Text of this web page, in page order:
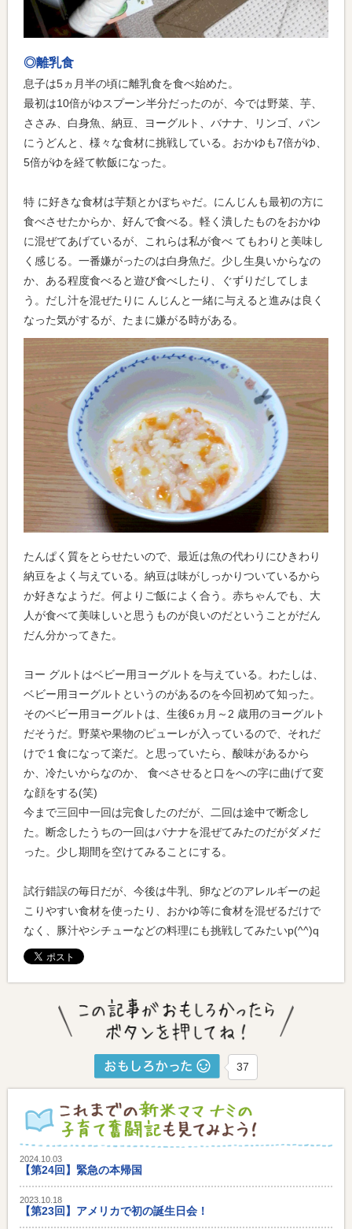
◎離乳食
息子は5ヵ月半の頃に離乳食を食べ始めた。
最初は10倍がゆスプーン半分だったのが、今では野菜、芋、
ささみ、白身魚、納豆、ヨーグルト、バナナ、リンゴ、パン
にうどんと、様々な食材に挑戦している。おかゆも7倍がゆ、
5倍がゆを経て軟飯になった。
特 に好きな食材は芋類とかぼちゃだ。にんじんも最初の方に
食べさせたからか、好んで食べる。軽く潰したものをおかゆ
に混ぜてあげているが、これらは私が食べ てもわりと美味し
く感じる。一番嫌がったのは白身魚だ。少し生臭いからなの
か、ある程度食べると遊び食べしたり、ぐずりだしてしま
う。だし汁を混ぜたりに んじんと一緒に与えると進みは良く
なった気がするが、たまに嫌がる時がある。
たんぱく質をとらせたいので、最近は魚の代わりにひきわり
納豆をよく与えている。納豆は味がしっかりついているから
か好きなようだ。何よりご飯によく合う。赤ちゃんでも、大
人が食べて美味しいと思うものが良いのだということがだん
だん分かってきた。
ヨー グルトはベビー用ヨーグルトを与えている。わたしは、
ベビー用ヨーグルトというのがあるのを今回初めて知った。
そのベビー用ヨーグルトは、生後6ヵ月～2 歳用のヨーグルト
だそうだ。野菜や果物のピューレが入っているので、それだ
けで１食になって楽だ。と思っていたら、酸味があるから
か、冷たいからなのか、 食べさせると口をへの字に曲げて変
な顔をする(笑)
今まで三回中一回は完食したのだが、二回は途中で断念し
た。断念したうちの一回はバナナを混ぜてみたのだがダメだ
った。少し期間を空けてみることにする。
試行錯誤の毎日だが、今後は牛乳、卵などのアレルギーの起
こりやすい食材を使ったり、おかゆ等に食材を混ぜるだけで
なく、豚汁やシチューなどの料理にも挑戦してみたいp(^^)q
37
2024.10.03
【第24回】緊急の本帰国
2023.10.18
【第23回】アメリカで初の誕生日会！